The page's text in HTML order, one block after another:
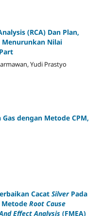
(RCA) Dan Plan,
Menurunkan Nilai
Yudi Prastyo
dengan Metode CPM,
Cacat SilverPada
Root Cause
Effect Analysis (FMEA)